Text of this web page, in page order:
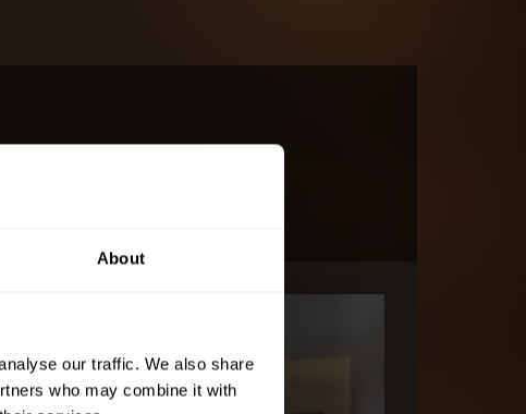
About
our traffic. We also share
who may combine it with